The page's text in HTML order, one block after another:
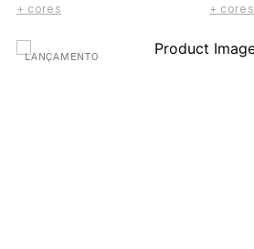
+ cores + cores
LANÇAMENTO